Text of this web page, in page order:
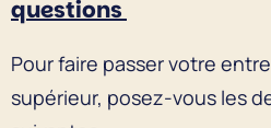
questions
Pour faire passer votre
supérieur, posez-vous les